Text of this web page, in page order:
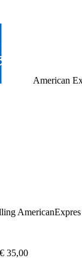
American
AmericanExpres
€ 35,00